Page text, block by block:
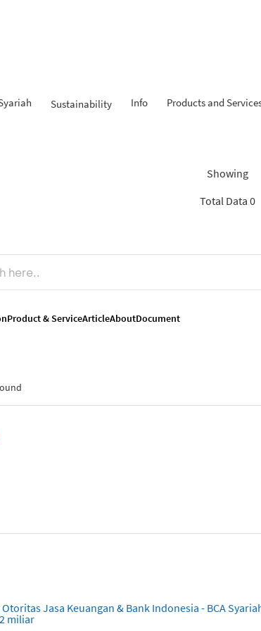
Sustainability Info Products and
Showing
Total Data 0
Product & ServiceArticleAboutDocument
Jasa Keuangan & Bank Indonesia - BCA
miliar